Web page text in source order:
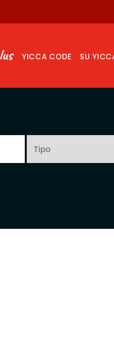
YICCA CODE SU